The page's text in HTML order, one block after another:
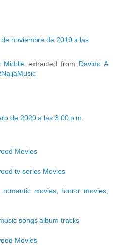
de noviembre de 2019 a las
Middleextracted from Davido A
de 2020 a las 3:00 p.m.
Movies
tv series Movies
movies, horror movies,
songs album tracks
Movies